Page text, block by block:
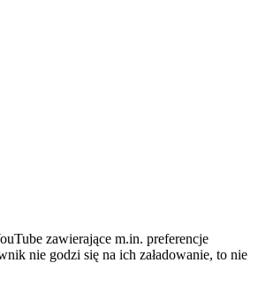
zawierające m.in. preferencje
nie godzi się na ich załadowanie, to nie